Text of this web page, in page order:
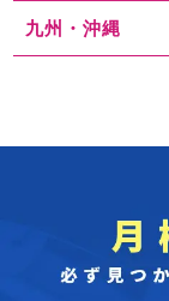
九州・沖縄